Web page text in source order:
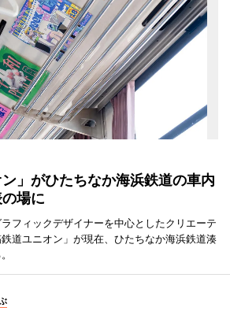
ン」がひたちなか海浜鉄道の車内
の場に
フィックデザイナーを中心としたクリエーテ
道ユニオン」が現在、ひたちなか海浜鉄道湊